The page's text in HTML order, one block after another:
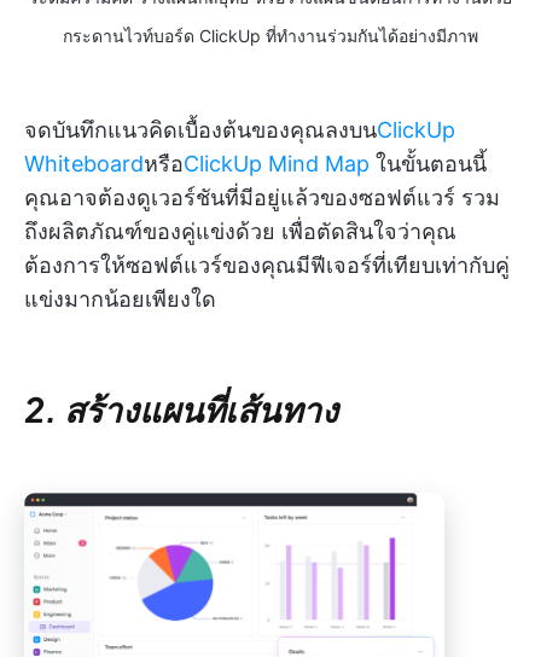
กระดานไวท์บอร์ด ClickUp ที่ทำงานร่วมกันได้อย่างมีภาพ
จดบันทึกแนวคิดเบื้องต้นของคุณลงบนClickUp
WhiteboardหรือClickUp Mind Map ในขั้นตอนนี้
คุณอาจต้องดูเวอร์ชันที่มีอยู่แล้วของซอฟต์แวร์ รวม
ถึงผลิตภัณฑ์ของคู่แข่งด้วย เพื่อตัดสินใจว่าคุณ
ต้องการให้ซอฟต์แวร์ของคุณมีฟีเจอร์ที่เทียบเท่ากับคู่
แข่งมากน้อยเพียงใด
2. สร้างแผนที่เส้นทาง